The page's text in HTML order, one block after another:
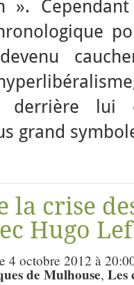
».
derrière
grand
la crise
Hugo
4 octobre 2012 à
de Mulhouse, Les